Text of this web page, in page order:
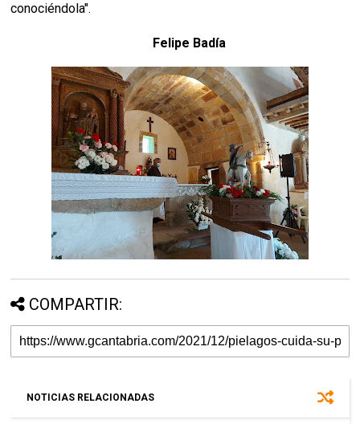
conociéndola".
Felipe Badía
COMPARTIR:
NOTICIAS RELACIONADAS